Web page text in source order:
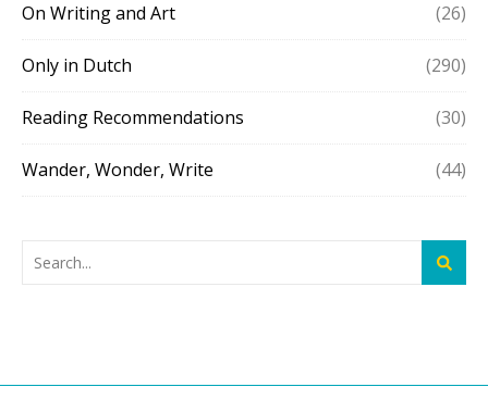
On Writing and Art (26)
Only in Dutch (290)
Reading Recommendations (30)
Wander, Wonder, Write (44)